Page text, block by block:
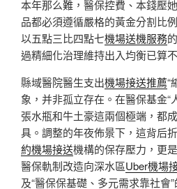
本年那么難，醫保控費、本錢壓
品都必須遵循嚴格的黃金分割比
以五點三比四點七機場送機服務
過精細化治理維持出入均衡已算
縣域醫院醫生支出機場接送推薦“
象，并非孤立存在。在醫保基金“
張水瓶和牛土豪這兩個極端，都
具。調整的年夜佈景下，這背后
約機場接送機構的保存壓力，更
醫保軌制改造向深水區Uber機場
及“醫保保基礎、多元需求靠社會